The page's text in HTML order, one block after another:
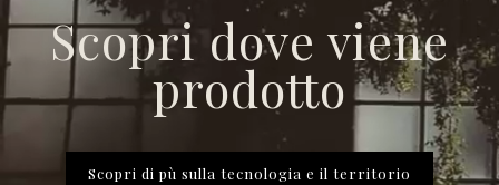
Scopri dove viene
prodotto
Scopri di pù sulla tecnologia e il territorio